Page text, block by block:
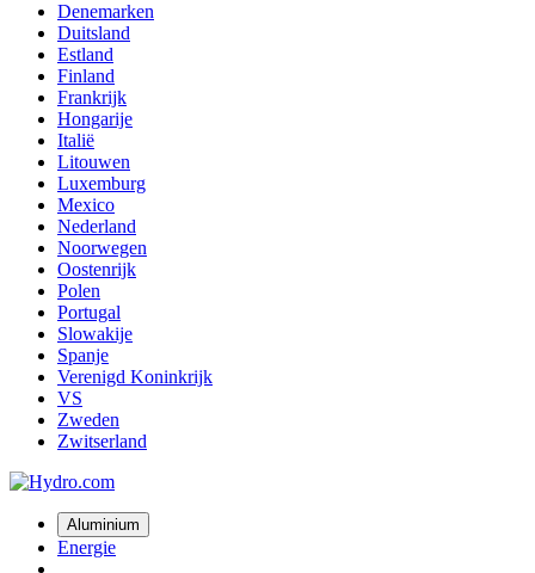
Denemarken
Duitsland
Estland
Finland
Frankrijk
Hongarije
Italië
Litouwen
Luxemburg
Mexico
Nederland
Noorwegen
Oostenrijk
Polen
Portugal
Slowakije
Spanje
Verenigd Koninkrijk
VS
Zweden
Zwitserland
Aluminium
Energie